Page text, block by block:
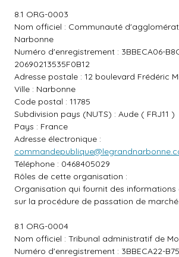
8.1 ORG-0003
Nom officiel : Communauté
Narbonne
Numéro d'enregistrement : 3BBECA06-
20690213535F0B12
Adresse postale : 12 boulevard Frédéric
Ville : Narbonne
Code postal : 11785
Subdivision pays (NUTS) : Aude ( FRJ11 )
Pays : France
Adresse électronique :
Téléphone : 0468405029
Rôles de cette organisation :
Organisation qui fournit des
sur la procédure de passation de marché
8.1 ORG-0004
Nom officiel : Tribunal administratif de
Numéro d'enregistrement : 3BBECA22-